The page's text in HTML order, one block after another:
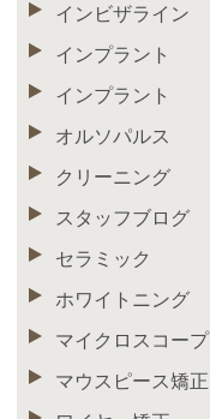
インビザライン
インプラント
インプラント
オルソパルス
クリーニング
スタッフブログ
セラミック
ホワイトニング
マイクロスコープ
マウスピース矯正